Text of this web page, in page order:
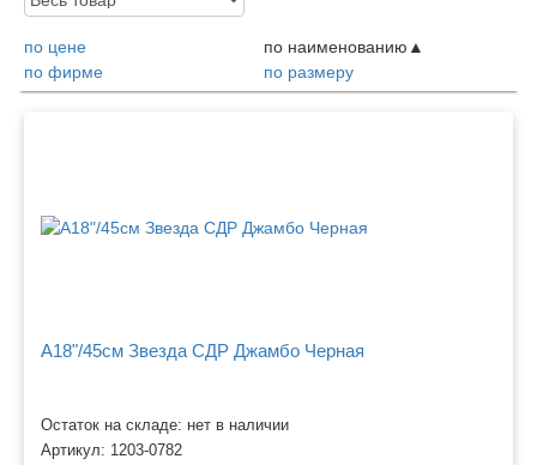
по цене
по наименованию
по фирме
по размеру
A18"/45см Звезда СДР Джамбо Черная
Остаток на складе: нет в наличии
Артикул: 1203-0782